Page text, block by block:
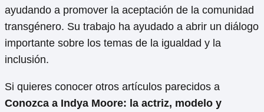
ayudando a promover la aceptación de la comunidad
transgénero. Su trabajo ha ayudado a abrir un diálogo
importante sobre los temas de la igualdad y la
inclusión.
Si quieres conocer otros artículos parecidos a
Conozca a Indya Moore: la actriz, modelo y